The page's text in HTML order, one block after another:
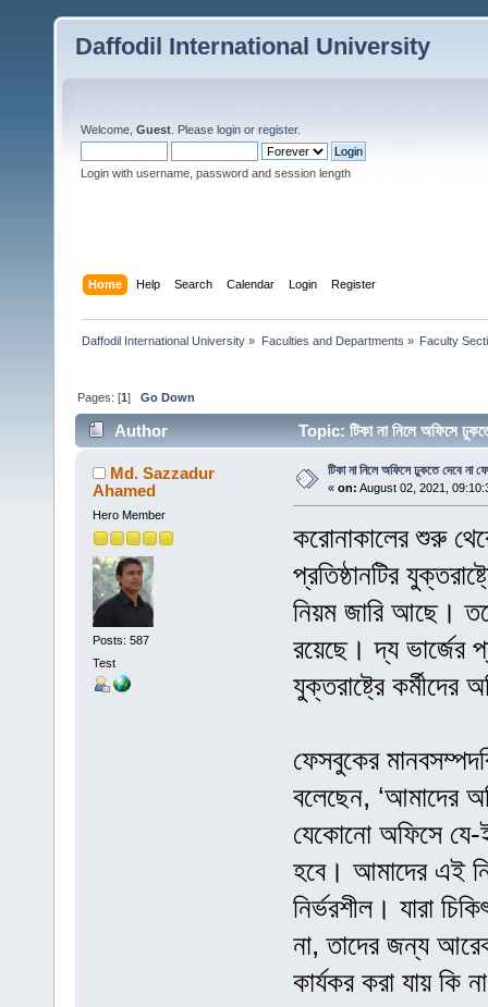
Daffodil International University
Welcome, Guest . Please login or register.
Login with username, password and session length
Home Help Search Calendar Login Register
Daffodil International University » Faculties and Departments » Faculty
Pages: [1]Go Down
Author Topic: টিকা না নিলে অফিসে
Md. Sazzadur
Ahamed
Hero Member
Posts: 587
Test
টিকা না নিলে অফিসে ঢুকতে দেবে না
« on: August 02, 2021,
করোনাকালের শুরু
প্রতিষ্ঠানটির
নিয়ম জারি আছে।
রয়েছে। দ্য ভার্জের
যুক্তরাষ্ট্রে
ফেসবুকের
বলেছেন, ‘আমাদের
যেকোনো অফিসে
হবে। আমাদের এই
নির্ভরশীল। যারা
না, তাদের জন্য
কার্যকর করা যায় কি